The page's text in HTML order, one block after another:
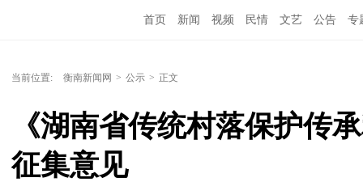
首页 新闻 视频 民情 文艺 公告 专
当前位置: 衡南新闻网 > 公示 > 正文
《湖南省传统村落保护传
征集意见